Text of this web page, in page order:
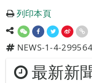
列印本頁
NEWS-1-4-299564
最新新